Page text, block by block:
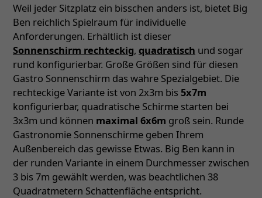
Weil jeder Sitzplatz ein bisschen anders ist, bietet Big
Ben reichlich Spielraum für individuelle
Anforderungen. Erhältlich ist dieser
Sonnenschirm rechteckig, quadratisch und sogar
rund konfigurierbar. Große Größen sind für diesen
Gastro Sonnenschirm das wahre Spezialgebiet. Die
rechteckige Variante ist von 2x3m bis 5x7m
konfigurierbar, quadratische Schirme starten bei
3x3m und können maximal 6x6m groß sein. Runde
Gastronomie Sonnenschirme geben Ihrem
Außenbereich das gewisse Etwas. Big Ben kann in
der runden Variante in einem Durchmesser zwischen
3 bis 7m gewählt werden, was beachtlichen 38
Quadratmetern Schattenfläche entspricht.